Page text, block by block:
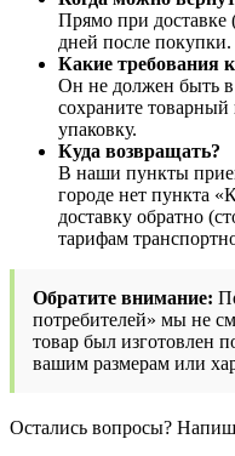
Прямо при доставке
дней после покупки.
Какие требования
Он не должен быть в
сохраните
упаковку.
Куда возвращать?
В наши пункты
городе нет пункта
доставку обратно
тарифам
Обратите внимание:
потребителей» мы не
товар был изготовлен
вашим размерам или
Остались вопросы?